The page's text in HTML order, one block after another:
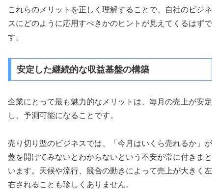
これらのメリットを正しく理解することで、自社のビジネ
スにどのように応用すべきかのヒントが見えてくるはずで
す。
安定した継続的な収益基盤の構築
企業にとって最も魅力的なメリットは、毎月の売上が安定
し、予測可能になることです。
売り切り型のビジネスでは、「今月はいくら売れるか」が
蓋を開けてみないとわからないという不安が常に付きまと
います。天候や流行、競合の動きによって売上が大きく左
右されることも珍しくありません。